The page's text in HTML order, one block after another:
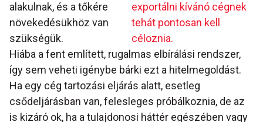
exportálni kívánó cégnek
tehát pontosan kell
céloznia.
alakulnak, és a tőkére
növekedésükhöz van
szükségük.
Hiába a fent említett, rugalmas elbírálási rendszer,
így sem veheti igénybe bárki ezt a hitelmegoldást.
Ha egy cég tartozási eljárás alatt, esetleg
csődeljárásban van, felesleges próbálkoznia, de az
is kizáró ok, ha a tulajdonosi háttér egészében vagy